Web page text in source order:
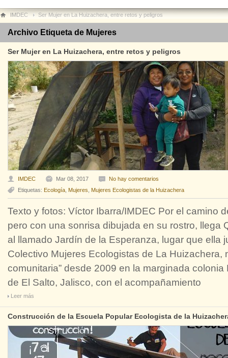
IMDEC Ser Mujer en La Huizachera, entre retos y peligros
Archivo Etiqueta de Mujeres
Ser Mujer en La Huizachera, entre retos y peligros
IMDEC Mar 08, 2017
No hay comentarios
Etiquetas: Ecología Mujeres Mujeres Ecologistas de la Huizachera
Texto y fotos: Víctor Ibarra/IMDEC Por el camino
pero con una sonrisa dibujada en su rostro, llega
al llamado Jardín de la Esperanza, lugar que ella
Colectivo Mujeres Ecologistas de La Huizachera,
comunitaria” desde 2009 en la marginada
de El Salto, Jalisco, con el acompañamiento
Leer más
Construcción de la Escuela Popular Ecologista de la